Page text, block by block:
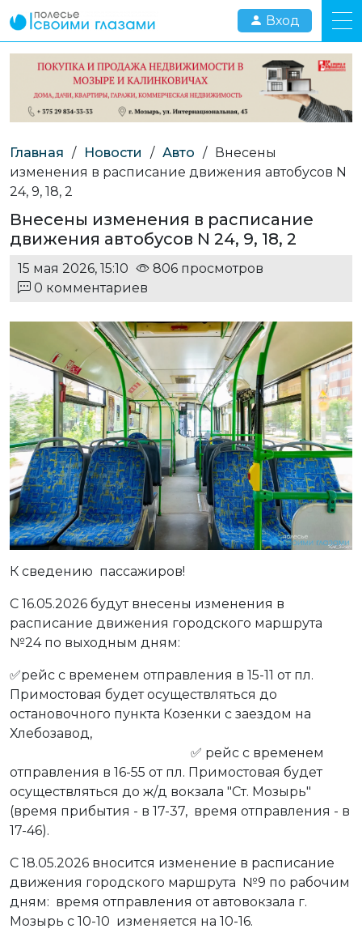
Вход
Главная / Новости / Авто / Внесены
изменения в расписание движения автобусов N
24, 9, 18, 2
Внесены изменения в расписание
движения автобусов N 24, 9, 18, 2
15 мая 2026, 15:10
806 просмотров
0 комментариев
К сведению пассажиров!
С 16.05.2026 будут внесены изменения в
расписание движения городского маршрута
№24 по выходным дням:
✅рейс с временем отправления в 15-11 от пл.
Примостовая будет осуществляться до
остановочного пункта Козенки с заездом на
Хлебозавод,
✅ рейс с временем
отправления в 16-55 от пл. Примостовая будет
осуществляться до ж/д вокзала "Ст. Мозырь"
(время прибытия - в 17-37, время отправления - в
17-46).
С 18.05.2026 вносится изменение в расписание
движения городского маршрута №9 по рабочим
дням: время отправления от автовокзала г.
Мозырь с 10-10 изменяется на 10-16.